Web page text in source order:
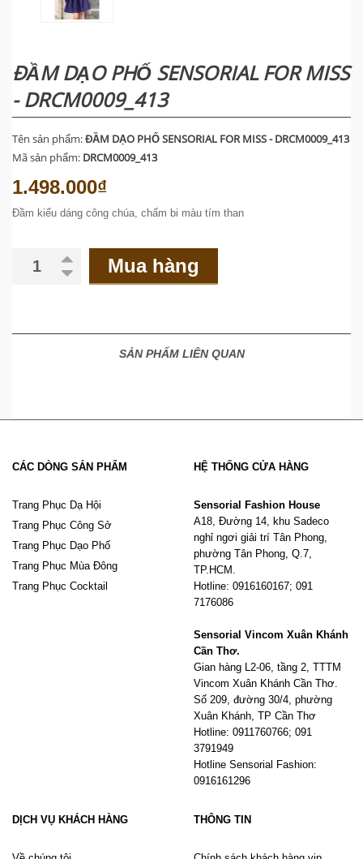
ĐẦM DẠO PHỐ SENSORIAL FOR MISS
- DRCM0009_413
Tên sản phẩm:ĐẦM DẠO PHỐ SENSORIAL FOR MISS - DRCM0009_413
Mã sản phẩm: DRCM0009_413
1.498.000₫
Đầm kiểu dáng công chúa, chấm bi màu tím than
Mua hàng
SẢN PHẨM LIÊN QUAN
CÁC DÒNG SẢN PHẨM
Trang Phục Dạ Hội
Trang Phục Công Sở
Trang Phục Dạo Phố
Trang Phục Mùa Đông
Trang Phục Cocktail
HỆ THỐNG CỬA HÀNG
Sensorial Fashion House
A18, Đường 14, khu Sadeco
nghỉ ngơi giải trí Tân Phong,
phường Tân Phong, Q.7,
TP.HCM.
Hotline: 0916160167; 091
7176086
Sensorial Vincom Xuân Khánh
Cần Thơ.
Gian hàng L2-06, tầng 2, TTTM
Vincom Xuân Khánh Cần Thơ.
Số 209, đường 30/4, phường
Xuân Khánh, TP Cần Thơ
Hotline: 0911760766; 091
3791949
Hotline Sensorial Fashion:
0916161296
DỊCH VỤ KHÁCH HÀNG THÔNG TIN